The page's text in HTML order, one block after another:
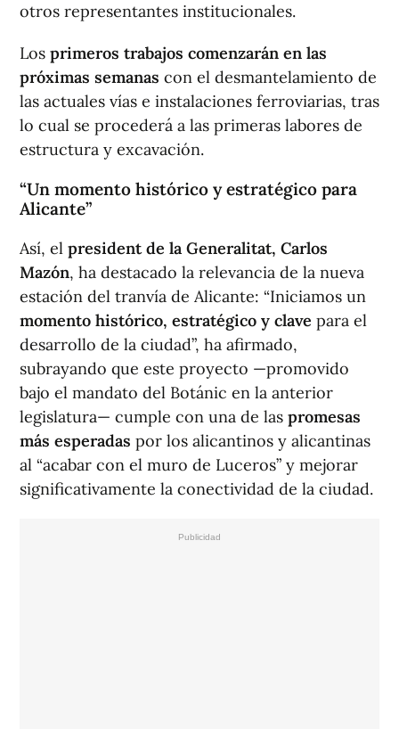
otros representantes institucionales.
Los primeros trabajos comenzarán en las
próximas semanas con el desmantelamiento de
las actuales vías e instalaciones ferroviarias, tras
lo cual se procederá a las primeras labores de
estructura y excavación.
“Un momento histórico y estratégico para
Alicante”
Así, el president de la Generalitat, Carlos
Mazón, ha destacado la relevancia de la nueva
estación del tranvía de Alicante: “Iniciamos un
momento histórico, estratégico y clave para el
desarrollo de la ciudad”, ha afirmado,
subrayando que este proyecto —promovido
bajo el mandato del Botánic en la anterior
legislatura— cumple con una de las promesas
más esperadas por los alicantinos y alicantinas
al “acabar con el muro de Luceros” y mejorar
significativamente la conectividad de la ciudad.